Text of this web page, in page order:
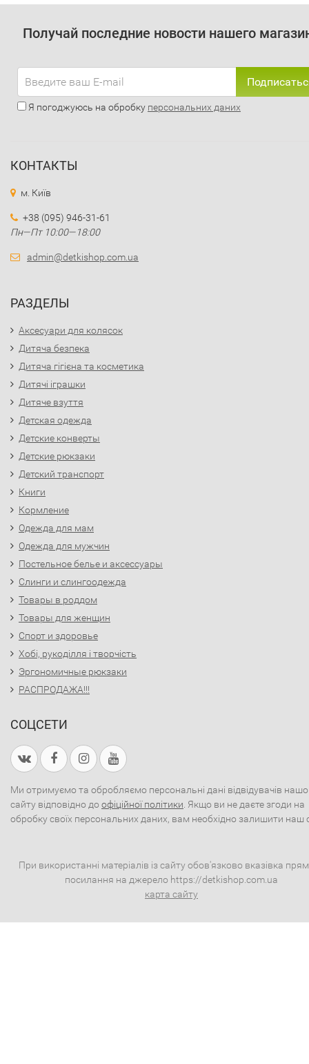
Получай последние новости нашего
Я погоджуюсь на обробку персональних даних
КОНТАКТЫ
м. Київ
+38 (095) 946-31-61
Пн—Пт 10:00—18:00
admin@detkishop.com.ua
РАЗДЕЛЫ
Аксесуари для колясок
Дитяча безпека
Дитяча гігієна та косметика
Дитячі іграшки
Дитяче взуття
Детская одежда
Детские конверты
Детские рюкзаки
Детский транспорт
Книги
Кормление
Одежда для мам
Одежда для мужчин
Постельное белье и аксессуары
Слинги и слингоодежда
Товары в роддом
Товары для женщин
Спорт и здоровье
Хобі, рукоділля і творчість
Эргономичные рюкзаки
РАСПРОДАЖА!!!
СОЦСЕТИ
Ми отримуємо та обробляємо персональні дані відвідувачів
сайту відповідно до офіційної політики . Якщо ви не даєте згоди на
обробку своїх персональних даних, вам необхідно залишити наш
При використанні матеріалів із сайту обов'язково вказівка
посилання на джерело https://detkishop.com.ua
карта сайту